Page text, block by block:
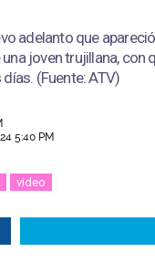
adelanto que
joven trujillana, con
(Fuente: ATV)
5:40 PM
video